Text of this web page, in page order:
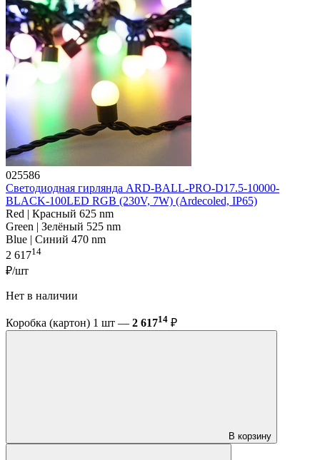
025586
Светодиодная гирлянда ARD-BALL-PRO-D17.5-10000-
BLACK-100LED RGB (230V, 7W) (Ardecoled, IP65)
Red | Красный 625 nm
Green | Зелёный 525 nm
Blue | Синий 470 nm
2 61714
₽/шт
Нет в наличии
Коробка (картон) 1 шт — 2 61714 ₽
В корзину